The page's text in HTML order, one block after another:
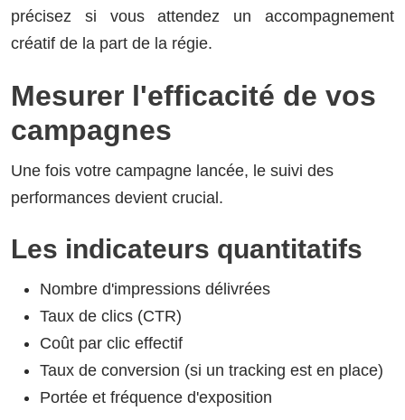
précisez si vous attendez un accompagnement
créatif de la part de la régie.
Mesurer l'efficacité de vos
campagnes
Une fois votre campagne lancée, le suivi des
performances devient crucial.
Les indicateurs quantitatifs
Nombre d'impressions délivrées
Taux de clics (CTR)
Coût par clic effectif
Taux de conversion (si un tracking est en place)
Portée et fréquence d'exposition